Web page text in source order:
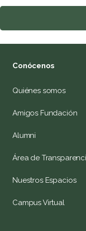
Conócenos
Quiénes somos
Amigos Fundación
Alumni
Área de
Nuestros Espacios
Campus Virtual